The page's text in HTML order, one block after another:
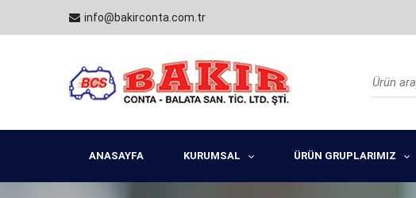
info@bakirconta.com.tr
ANASAYFA KURUMSAL ÜRÜN GRUPLARIMIZ